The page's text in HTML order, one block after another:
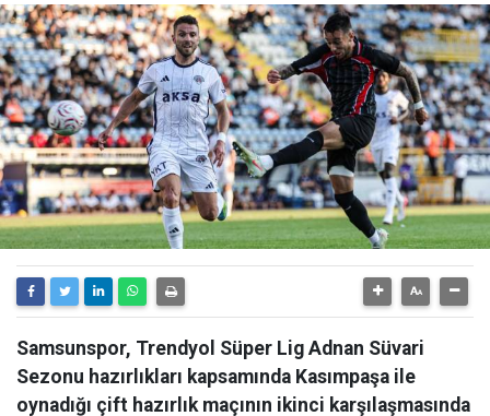
Samsunspor, Trendyol Süper Lig Adnan Süvari
Sezonu hazırlıkları kapsamında Kasımpaşa ile
oynadığı çift hazırlık maçının ikinci karşılaşmasında